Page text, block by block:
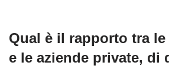
Qual è il rapporto tra le
e le aziende private, di